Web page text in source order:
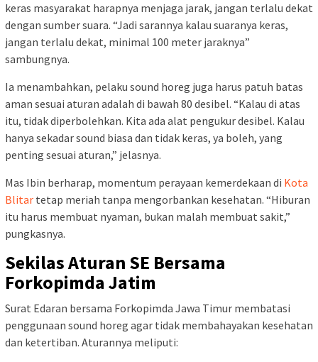
keras masyarakat harapnya menjaga jarak, jangan terlalu dekat
dengan sumber suara. “Jadi sarannya kalau suaranya keras,
jangan terlalu dekat, minimal 100 meter jaraknya”
sambungnya.
Ia menambahkan, pelaku sound horeg juga harus patuh batas
aman sesuai aturan adalah di bawah 80 desibel. “Kalau di atas
itu, tidak diperbolehkan. Kita ada alat pengukur desibel. Kalau
hanya sekadar sound biasa dan tidak keras, ya boleh, yang
penting sesuai aturan,” jelasnya.
Mas Ibin berharap, momentum perayaan kemerdekaan di Kota
Blitar tetap meriah tanpa mengorbankan kesehatan. “Hiburan
itu harus membuat nyaman, bukan malah membuat sakit,”
pungkasnya.
Sekilas Aturan SE Bersama
Forkopimda Jatim
Surat Edaran bersama Forkopimda Jawa Timur membatasi
penggunaan sound horeg agar tidak membahayakan kesehatan
dan ketertiban. Aturannya meliputi: